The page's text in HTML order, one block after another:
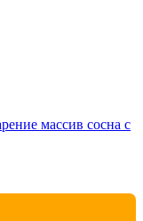
массив сосна с